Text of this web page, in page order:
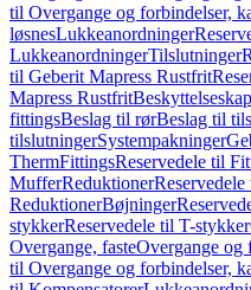
til Overgange og forbindelser,
løsnesLukkeanordninger
LukkeanordningerTilslutninger
til Geberit Mapress Rustfrit
Mapress Rustfrit
fittingsBeslag til rørBeslag til
tilslutningerSystempakninger
ThermFittingsReservedele til
MufferReduktionerReservedele
ReduktionerBøjninger
stykkerReservedele til T-stykker
Overgange, fasteOvergange og
til Overgange og forbindelser,